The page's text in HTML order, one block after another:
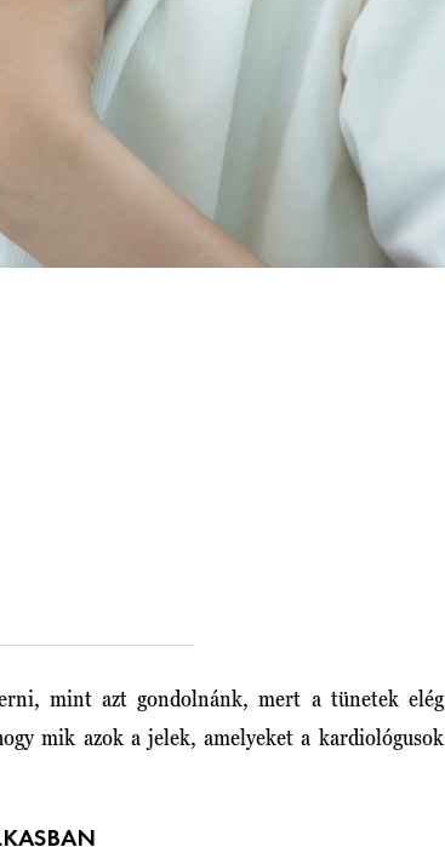
mint azt gondolnánk, mert a tünetek elég
mik azok a jelek, amelyeket a kardiológusok